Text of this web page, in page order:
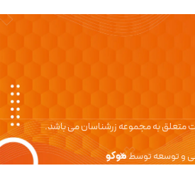
متعلق به مجموعه زرشناسان می باشد.
و توسعه توسطموکو